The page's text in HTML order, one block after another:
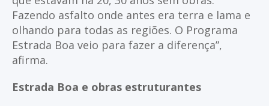
Fazendo asfalto onde antes era terra e lama e
olhando para todas as regiões. O Programa
Estrada Boa veio para fazer a diferença”,
afirma.
Estrada Boa e obras estruturantes